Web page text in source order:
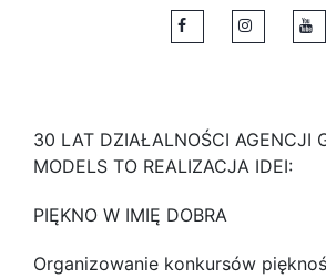
30 LAT DZIAŁALNOŚCI AGENCJI
MODELS TO REALIZACJA IDEI:
PIĘKNO W IMIĘ DOBRA
Organizowanie konkursów